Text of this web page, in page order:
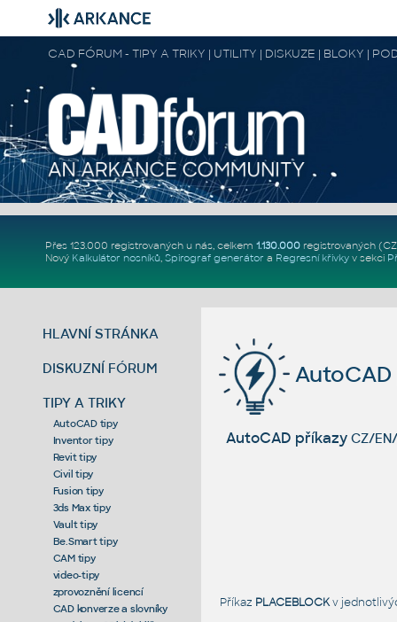
CAD FÓRUM - TIPY A TRIKY | UTILITY | DISKUZE | BLOKY |
Přes 123.000 registrovaných u nás, celkem 1.130.000registrovaných
Nový Kalkulátor nosníků, Spirograf generátor a Regresní křivkyv sekci
HLAVNÍ STRÁNKA
DISKUZNÍ FÓRUM
TIPY A TRIKY
AutoCAD tipy
Inventor tipy
Revit tipy
Civil tipy
Fusion tipy
3ds Max tipy
Vault tipy
Be.Smart tipy
CAM tipy
video-tipy
zprovoznění licencí
CAD konverze a slovníky
AutoCAD
AutoCAD příkazy CZ/
Příkaz PLACEBLOCKv